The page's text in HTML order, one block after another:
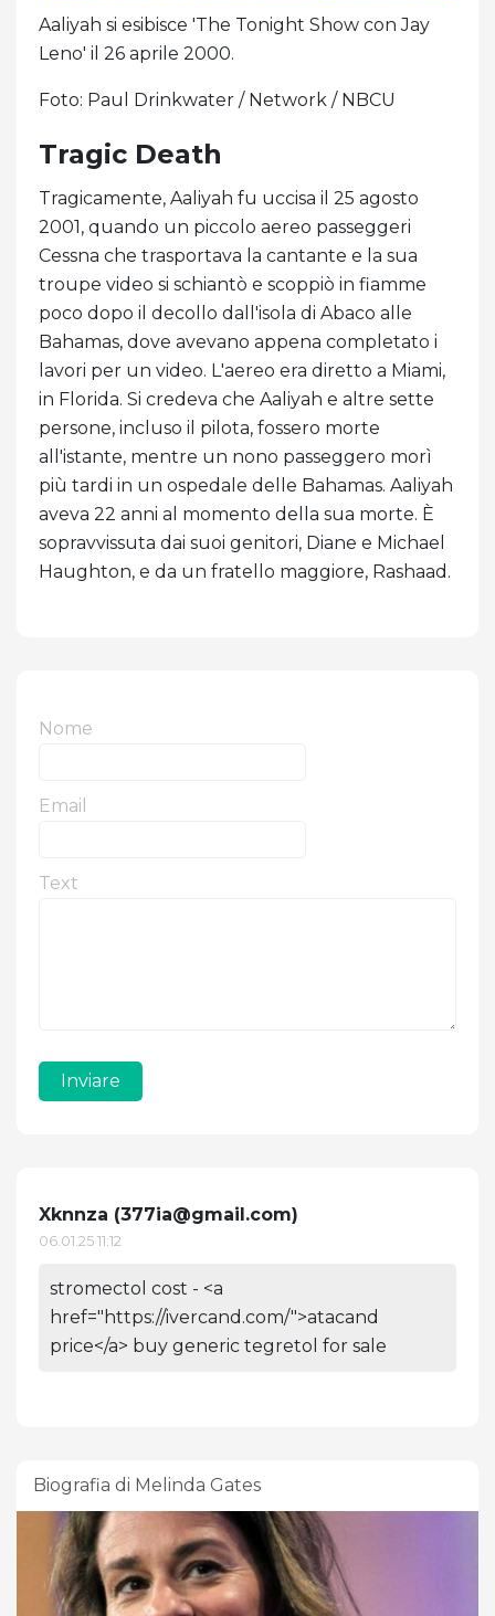
Aaliyah si esibisce 'The Tonight Show con Jay
Leno' il 26 aprile 2000.
Foto: Paul Drinkwater / Network / NBCU
Tragic Death
Tragicamente, Aaliyah fu uccisa il 25 agosto
2001, quando un piccolo aereo passeggeri
Cessna che trasportava la cantante e la sua
troupe video si schiantò e scoppiò in fiamme
poco dopo il decollo dall'isola di Abaco alle
Bahamas, dove avevano appena completato i
lavori per un video. L'aereo era diretto a Miami,
in Florida. Si credeva che Aaliyah e altre sette
persone, incluso il pilota, fossero morte
all'istante, mentre un nono passeggero morì
più tardi in un ospedale delle Bahamas. Aaliyah
aveva 22 anni al momento della sua morte. È
sopravvissuta dai suoi genitori, Diane e Michael
Haughton, e da un fratello maggiore, Rashaad.
Nome
Email
Text
Inviare
Xknnza (377ia@gmail.com)
06.01.25 11:12
stromectol cost - <a
href="https://ivercand.com/">atacand
price</a> buy generic tegretol for sale
Biografia di Melinda Gates